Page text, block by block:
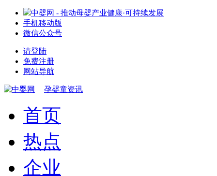
中婴网 - 推动母婴产业健康·可持续发展
手机移动版
微信公众号
请登陆
免费注册
网站导航
孕婴童资讯
首页
热点
企业